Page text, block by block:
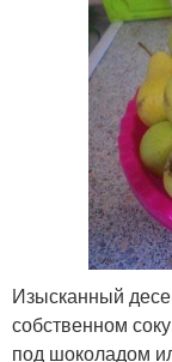
Изысканный
собственном
под шоколадом